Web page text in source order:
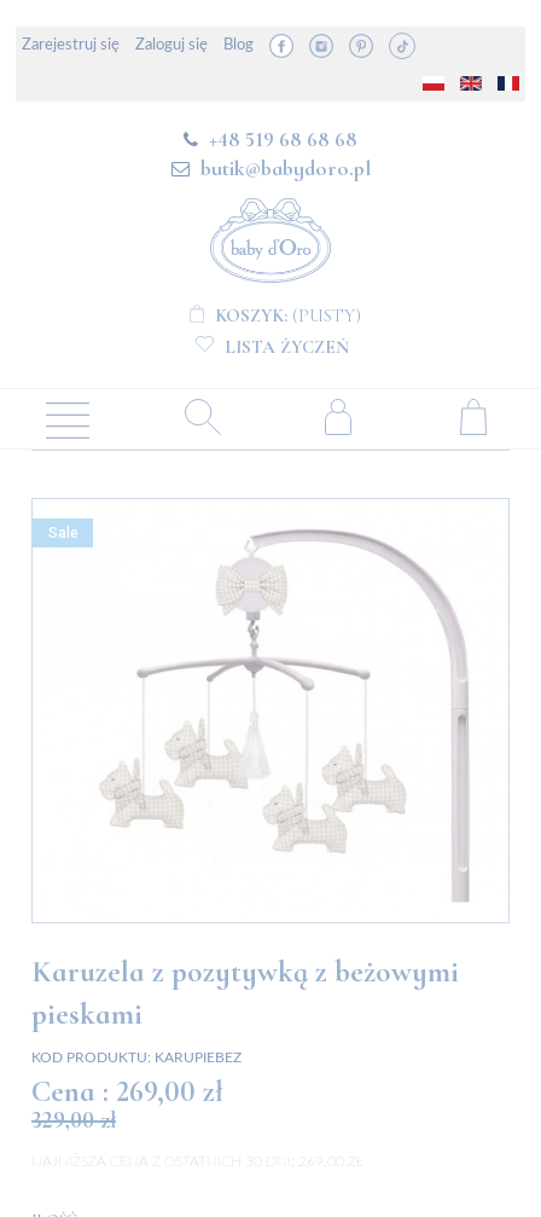
Zarejestruj się Zaloguj się Blog
+48 519 68 68 68
butik@babydoro.pl
KOSZYK: (PUSTY)
LISTA ŻYCZEŃ
Sale
Karuzela z pozytywką z beżowymi
pieskami
KOD PRODUKTU: KARUPIEBEZ
Cena : 269,00 zł
329,00 zł
NAJNIŻSZA CENA Z OSTATNICH 30 DNI: 269.00 ZŁ